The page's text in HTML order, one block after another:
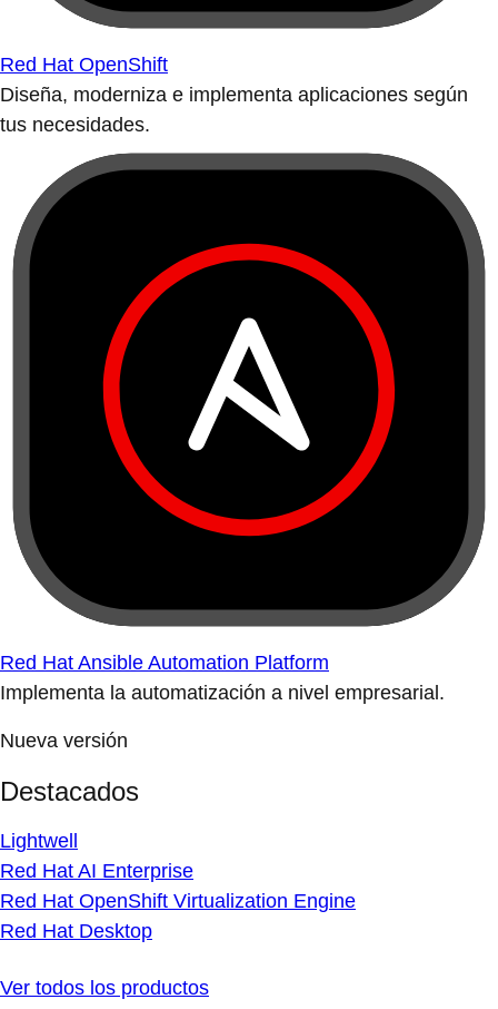
Red Hat OpenShift
Diseña, moderniza e implementa aplicaciones según
tus necesidades.
Red Hat Ansible Automation Platform
Implementa la automatización a nivel empresarial.
Nueva versión
Destacados
Lightwell
Red Hat AI Enterprise
Red Hat OpenShift Virtualization Engine
Red Hat Desktop
Ver todos los productos